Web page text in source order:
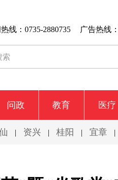
线：0735-2880735 广告热线
问政 教育 医疗
| 资兴 | 桂阳 | 宜章 |